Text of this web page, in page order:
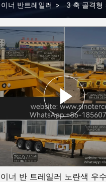
너 반트레일러 > 3 축 골격형
너 반 트레일러 노란색 우